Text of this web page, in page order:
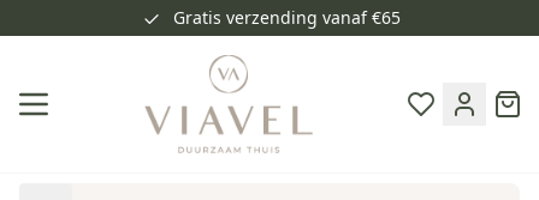
Gratis verzending vanaf €65
Cart